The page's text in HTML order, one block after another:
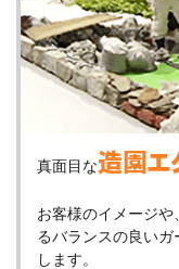
真面目な造園エ
お客様のイメージ
るバランスの良い
します。